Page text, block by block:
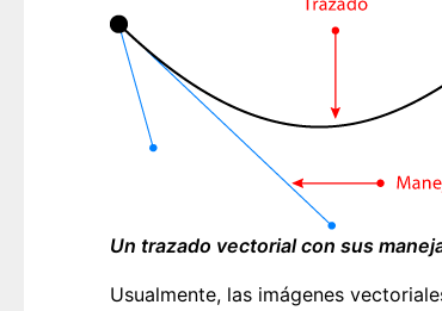
Un trazado vectorial con sus
Usualmente, las imágenes